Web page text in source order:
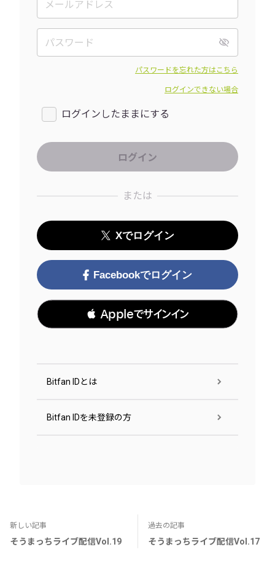
パスワードを忘れた方はこちら
ログインできない場合
ログインしたままにする
または
Xでログイン
Facebookでログイン
 Appleでサインイン
Bitfan IDとは
Bitfan IDを未登録の方
新しい記事
そうまっちライブ配信Vol.19
過去の記事
そうまっちライブ配信Vol.17